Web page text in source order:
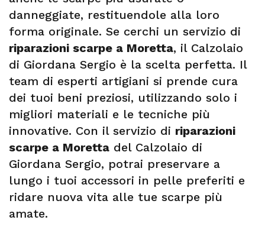
danneggiate, restituendole alla loro
forma originale. Se cerchi un servizio di
riparazioni scarpe a Moretta, il Calzolaio
di Giordana Sergio è la scelta perfetta. Il
team di esperti artigiani si prende cura
dei tuoi beni preziosi, utilizzando solo i
migliori materiali e le tecniche più
innovative. Con il servizio di riparazioni
scarpe a Moretta del Calzolaio di
Giordana Sergio, potrai preservare a
lungo i tuoi accessori in pelle preferiti e
ridare nuova vita alle tue scarpe più
amate.